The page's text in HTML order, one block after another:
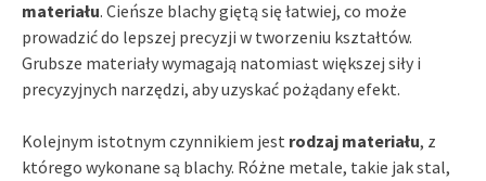
materiału. Cieńsze blachy giętą się łatwiej, co może
prowadzić do lepszej precyzji w tworzeniu kształtów.
Grubsze materiały wymagają natomiast większej siły i
precyzyjnych narzędzi, aby uzyskać pożądany efekt.
Kolejnym istotnym czynnikiem jest rodzaj materiału, z
którego wykonane są blachy. Różne metale, takie jak stal,